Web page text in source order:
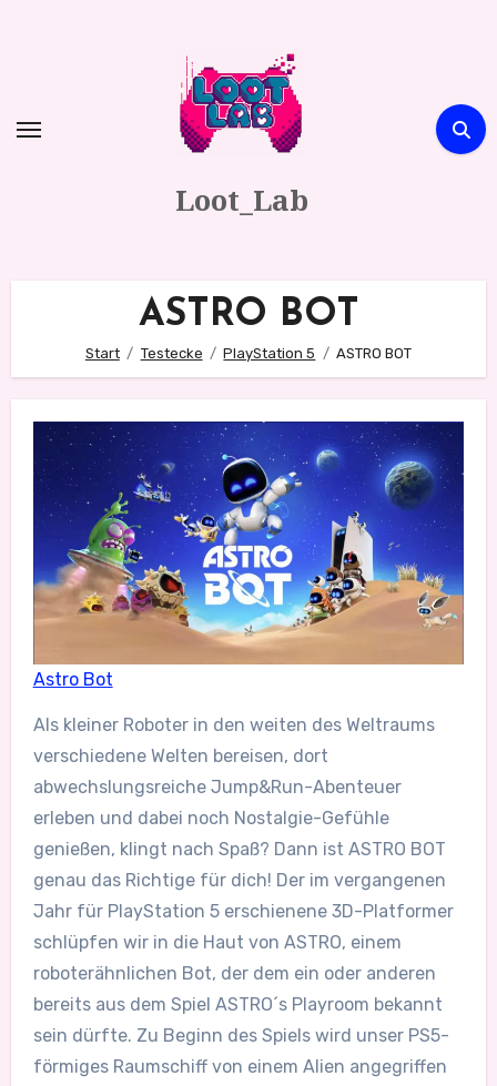
Loot_Lab
ASTRO BOT
Start Testecke PlayStation 5 ASTRO BOT
Astro Bot
Als kleiner Roboter in den weiten des Weltraums
verschiedene Welten bereisen, dort
abwechslungsreiche Jump&Run-Abenteuer
erleben und dabei noch Nostalgie-Gefühle
genießen, klingt nach Spaß? Dann ist ASTRO BOT
genau das Richtige für dich! Der im vergangenen
Jahr für PlayStation 5 erschienene 3D-Platformer
schlüpfen wir in die Haut von ASTRO, einem
roboterähnlichen Bot, der dem ein oder anderen
bereits aus dem Spiel ASTRO´s Playroom bekannt
sein dürfte. Zu Beginn des Spiels wird unser PS5-
förmiges Raumschiff von einem Alien angegriffen